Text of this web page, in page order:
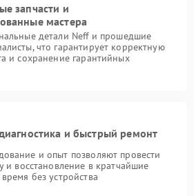
запчасти и
мастера
детали Neff и прошедшие
что гарантирует корректную
и сохранение гарантийных
и быстрый ремонт
и опыт позволяют провести
и восстановление в кратчайшие
без устройства